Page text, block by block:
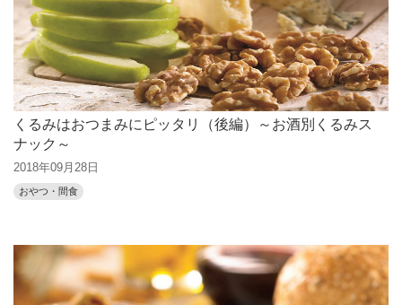
くるみはおつまみにピッタリ（後編）～お酒別くるみス
ナック～
2018年09月28日
おやつ・間食